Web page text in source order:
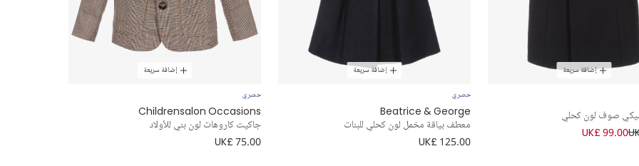
إضافة سريعة
صوف لون كحلي
UK£ 99.00
إضافة سريعة
حصري
Beatrice & George
معطف بياقة مخمل لون كحلي للبنات
UK£ 125.00
إضافة سريعة
حصري
Childrensalon Occasions
جاكيت كاروهات لون بني للأولاد
UK£ 75.00